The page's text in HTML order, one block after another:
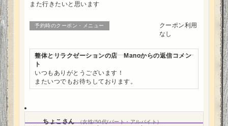
また行きたいと思います
予約時のクーポン・メニュー
クーポン利用
なし
整体とリラクゼーションの店 Manoからの返信コメン
ト
いつもありがとうございます！
またいつでもお待ちしております。
ちょこさん （女性/50代/パート・アルバイト）